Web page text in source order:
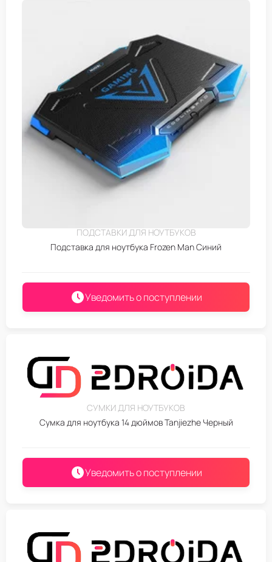
ПОДСТАВКИ ДЛЯ НОУТБУКОВ
Подставка для ноутбука Frozen Man Синий
Уведомить о поступлении
СУМКИ ДЛЯ НОУТБУКОВ
Сумка для ноутбука 14 дюймов Tanjiezhe Черный
Уведомить о поступлении